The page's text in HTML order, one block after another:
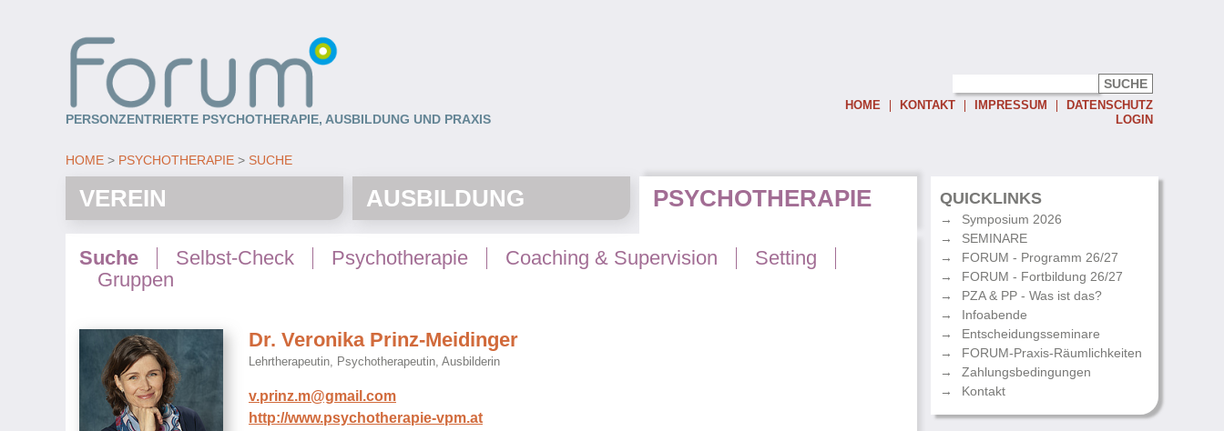
PERSONZENTRIERTE PSYCHOTHERAPIE, AUSBILDUNG UND PRAXIS
HOME KONTAKT IMPRESSUM
DATENSCHUTZ
LOGIN
Password:
Eingeloggt bleiben
Passwort vergessen
HOME PSYCHOTHERAPIE SUCHE
VEREIN AUSBILDUNG PSYCHOTHERAPIE
Suche Selbst-Check Psychotherapie Coaching & Supervision
Setting
Gruppen
Dr. Veronika Prinz-Meidinger
Lehrtherapeutin, Psychotherapeutin, Ausbilderin
v.prinz.m@gmail.com
http://www.psychotherapie-vpm.at
QUICKLINKS
Symposium 2026
SEMINARE
FORUM - Programm 26/27
FORUM - Fortbildung 26/27
PZA & PP - Was ist das?
Infoabende
Entscheidungsseminare
FORUM-Praxis-Räumlichkeiten
Zahlungsbedingungen
Kontakt